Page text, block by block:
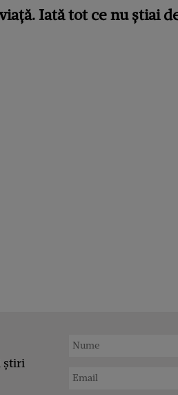
Iată tot ce nu știai
știri